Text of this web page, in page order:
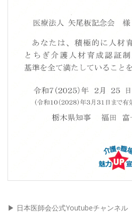
▶︎ 日本医師会公式Youtubeチャンネル